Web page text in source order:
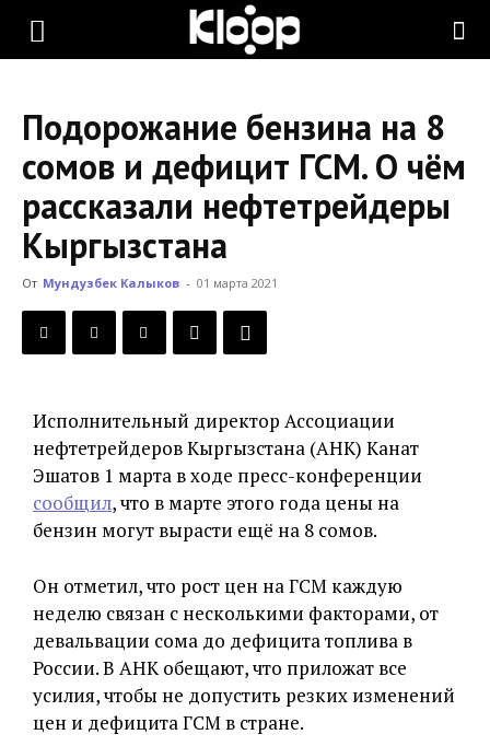
KLOOP.KG
Новости
Кыргызстана
Подорожание бензина на 8
сомов и дефицит ГСМ. О чём
рассказали нефтетрейдеры
Кыргызстана
От Мундузбек Калыков - 01 марта 2021
Исполнительный директор Ассоциации
нефтетрейдеров Кыргызстана (АНК) Канат
Эшатов 1 марта в ходе пресс-конференции
сообщил, что в марте этого года цены на
бензин могут вырасти ещё на 8 сомов.
Он отметил, что рост цен на ГСМ каждую
неделю связан с несколькими факторами, от
девальвации сома до дефицита топлива в
России. В АНК обещают, что приложат все
усилия, чтобы не допустить резких изменений
цен и дефицита ГСМ в стране.